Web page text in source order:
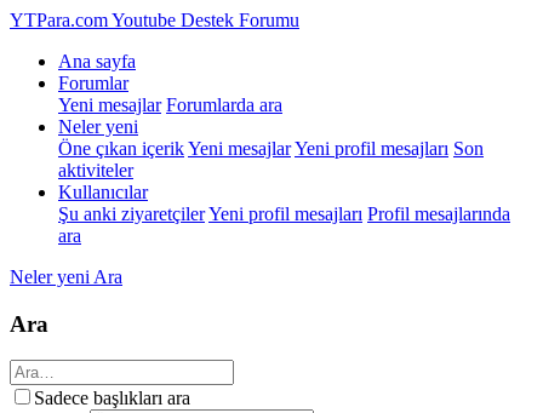
YTPara.comYoutube Destek Forumu
Ana sayfa
Forumlar
Yeni mesajlar Forumlarda ara
Neler yeni
Öne çıkan içerikYeni mesajlarYeni profil mesajları Son
aktiviteler
Kullanıcılar
Şu anki ziyaretçilerYeni profil mesajları Profil mesajlarında
ara
Neler yeni Ara
Ara
Sadece başlıkları ara